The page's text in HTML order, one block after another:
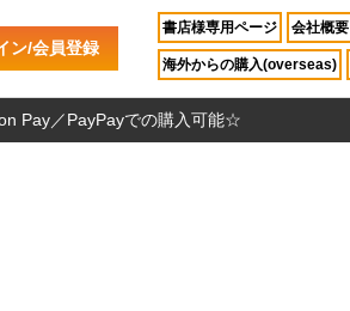
ン/会員登録
書店様専用ページ 会社概要
海外からの購入(overseas)
Pay／PayPayでの購入可能☆